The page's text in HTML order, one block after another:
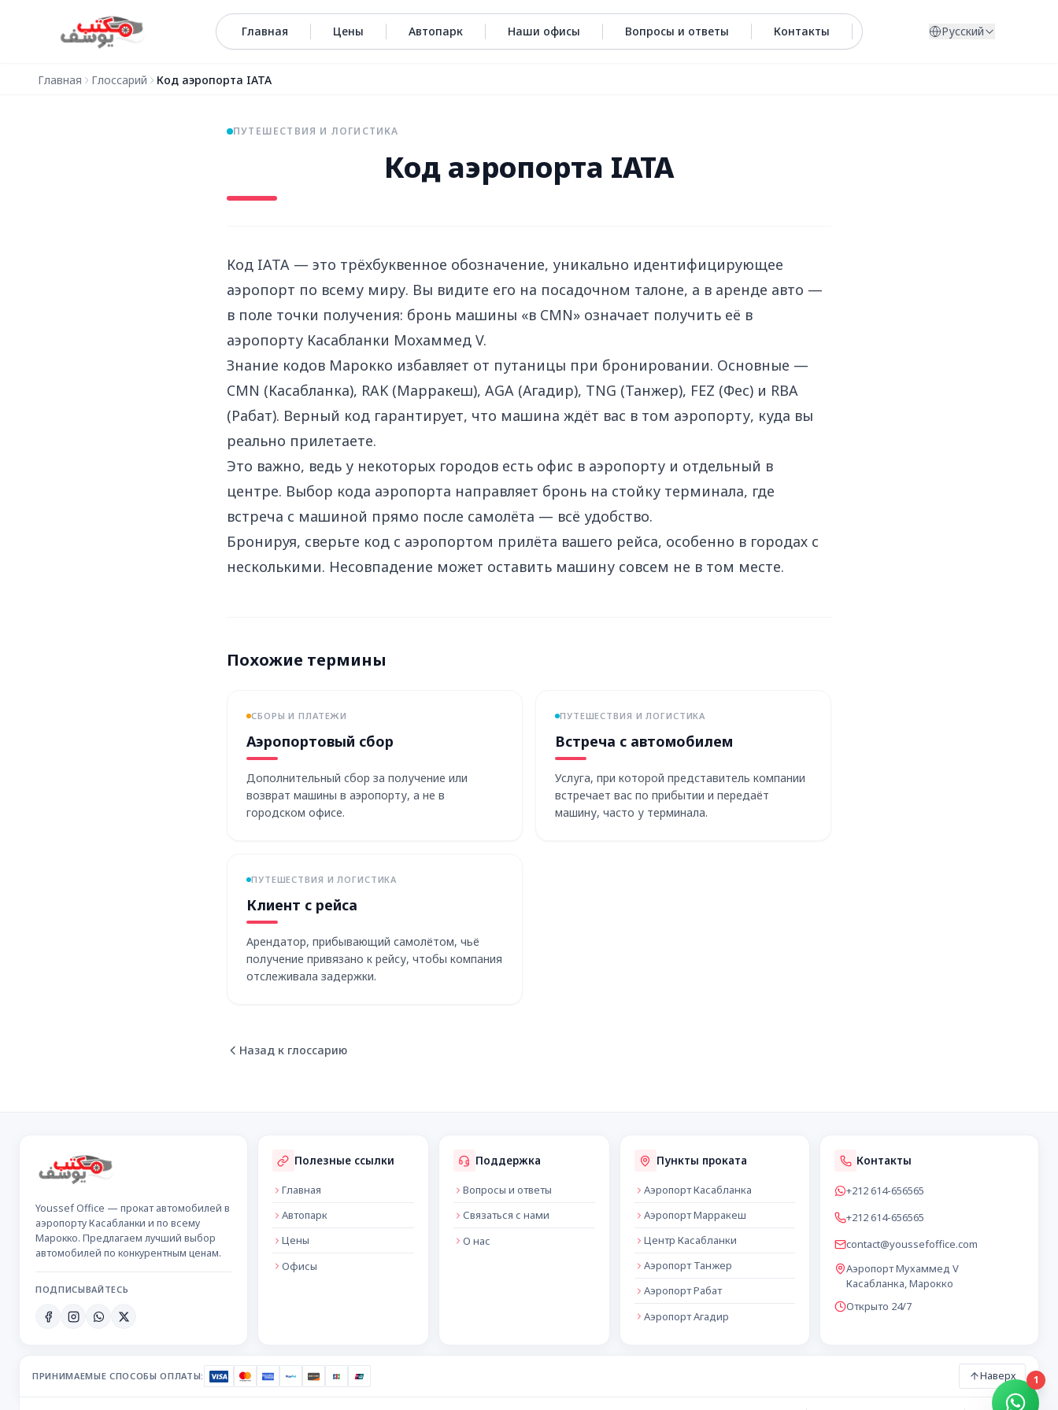
Главная Цены Автопарк Наши офисы Вопросы и ответы Контакты Русский
Главная Глоссарий Код аэропорта IATA
ПУТЕШЕСТВИЯ И ЛОГИСТИКА
Код аэропорта IATA
Код IATA — это трёхбуквенное обозначение, уникально идентифицирующее
аэропорт по всему миру. Вы видите его на посадочном талоне, а в аренде авто —
в поле точки получения: бронь машины «в CMN» означает получить её в
аэропорту Касабланки Мохаммед V.
Знание кодов Марокко избавляет от путаницы при бронировании. Основные —
CMN (Касабланка), RAK (Марракеш), AGA (Агадир), TNG (Танжер), FEZ (Фес) и RBA
(Рабат). Верный код гарантирует, что машина ждёт вас в том аэропорту, куда вы
реально прилетаете.
Это важно, ведь у некоторых городов есть офис в аэропорту и отдельный в
центре. Выбор кода аэропорта направляет бронь на стойку терминала, где
встреча с машиной прямо после самолёта — всё удобство.
Бронируя, сверьте код с аэропортом прилёта вашего рейса, особенно в городах с
несколькими. Несовпадение может оставить машину совсем не в том месте.
Похожие термины
СБОРЫ И ПЛАТЕЖИ
Аэропортовый сбор
Дополнительный сбор за получение или
возврат машины в аэропорту, а не в
городском офисе.
ПУТЕШЕСТВИЯ И ЛОГИСТИКА
Встреча с автомобилем
Услуга, при которой представитель компании
встречает вас по прибытии и передаёт
машину, часто у терминала.
ПУТЕШЕСТВИЯ И ЛОГИСТИКА
Клиент с рейса
Арендатор, прибывающий самолётом, чьё
получение привязано к рейсу, чтобы компания
отслеживала задержки.
Назад к глоссарию
Youssef Office — прокат автомобилей в
аэропорту Касабланки и по всему
Марокко. Предлагаем лучший выбор
автомобилей по конкурентным ценам.
ПОДПИСЫВАЙТЕСЬ
Полезные ссылки
Главная
Автопарк
Цены
Офисы
Поддержка
Вопросы и ответы
Связаться с нами
О нас
Пункты проката
Аэропорт Касабланка
Аэропорт Марракеш
Центр Касабланки
Аэропорт Танжер
Аэропорт Рабат
Аэропорт Агадир
Контакты
+212 614-656565
+212 614-656565
contact@youssefoffice.com
Аэропорт Мухаммед V
Касабланка, Марокко
Открыто 24/7
ПРИНИМАЕМЫЕ СПОСОБЫ ОПЛАТЫ: Наверх 1